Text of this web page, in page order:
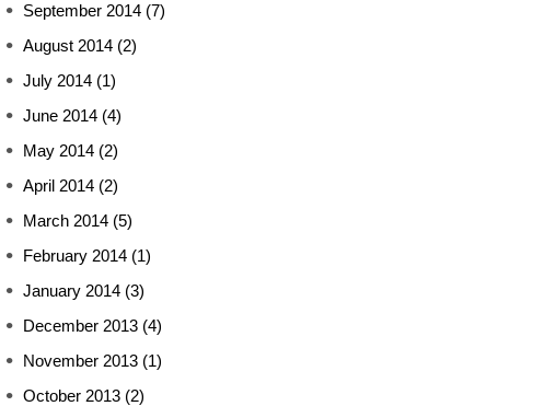
September 2014 (7)
August 2014 (2)
July 2014 (1)
June 2014 (4)
May 2014 (2)
April 2014 (2)
March 2014 (5)
February 2014 (1)
January 2014 (3)
December 2013 (4)
November 2013 (1)
October 2013 (2)